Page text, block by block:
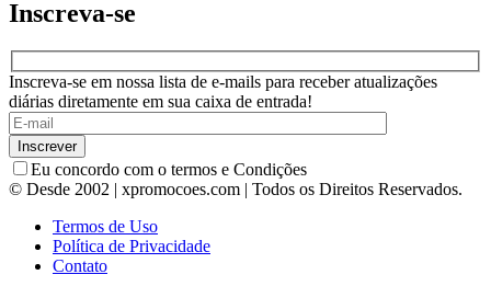
Inscreva-se
Inscreva-se em nossa lista de e-mails para receber atualizações
diárias diretamente em sua caixa de entrada!
Eu concordo com o termos e Condições
© Desde 2002 | xpromocoes.com | Todos os Direitos Reservados.
Termos de Uso
Política de Privacidade
Contato